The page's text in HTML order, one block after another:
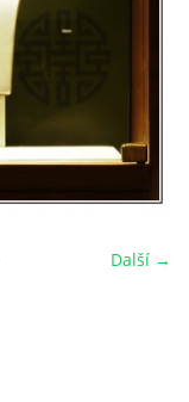
Další →